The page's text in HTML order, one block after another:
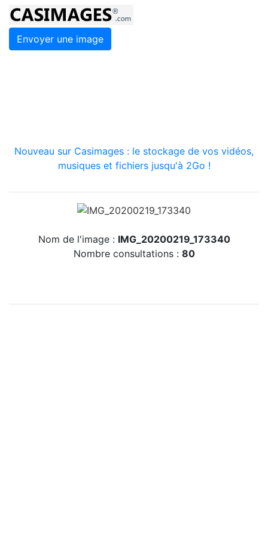
Envoyer une image
Nouveau sur Casimages : le stockage de vos vidéos,
musiques et fichiers jusqu'à 2Go !
Nom de l'image : IMG_20200219_173340
Nombre consultations : 80